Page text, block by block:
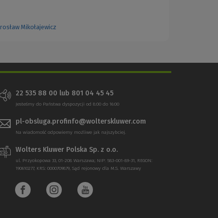
Mikołajewicz
22 535 88 00 lub 801 04 45 45
Jesteśmy do Państwa dyspozycji od 8:00 do 16:00
pl-obsluga.profinfo@wolterskluwer.com
Na wiadomość odpowiemy możliwe jak najszybciej.
Wolters Kluwer Polska Sp. z o.o.
ul. Przyokopowa 33, 01-208 Warszawa; NIP: 583-001-89-31, REGON:
190610277, KRS: 0000709879, Sąd rejonowy dla M.S. Warszawy